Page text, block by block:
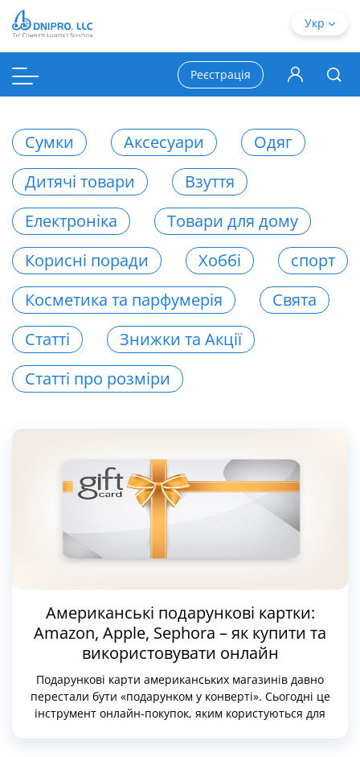
Сумки Аксесуари
Одяг
Дитячі товари
Взуття
Електроніка
Товари для дому
Корисні поради
Хоббі
спорт
Косметика та парфумерія
Свята
Статті
Знижки та Акції
Статті про розміри
Американські подарункові картки:
Amazon, Apple, Sephora – як купити та
використовувати онлайн
Подарункові карти американських магазинів давно
перестали бути «подарунком у конверті». Сьогодні це
інструмент онлайн-покупок, яким користуються для
Укр
Реєстрація